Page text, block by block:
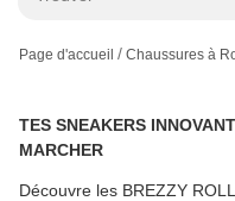
Page d'accueil Chaussures à
TES SNEAKERS
MARCHER
Découvre les BREZZY